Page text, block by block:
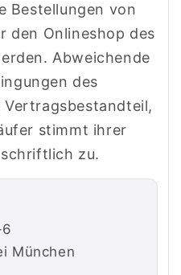
Bestellungen von
den Onlineshop des
Abweichende
des
stimmt ihrer
zu.
München